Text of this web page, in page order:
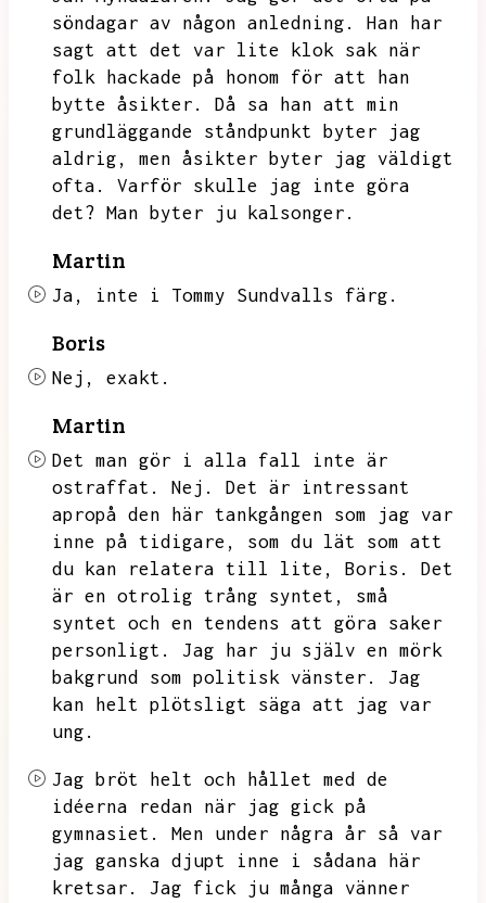
söndagar av någon anledning.
Han har
sagt att det var lite klok sak när
folk hackade på honom för att han
bytte åsikter.
Då sa han att min
grundläggande ståndpunkt byter jag
aldrig,
men åsikter byter jag väldigt
ofta.
Varför skulle jag inte göra
det? Man byter ju kalsonger.
Martin
Ja, inte i Tommy Sundvalls färg.
Boris
Nej, exakt.
Martin
Det man gör i alla fall inte är
ostraffat.
Nej.
Det är intressant
apropå den här tankgången som jag var
inne på tidigare,
som du lät som att
du kan relatera till lite,
Boris.
Det
är en otrolig trång syntet,
små
syntet och en tendens att göra saker
personligt.
Jag har ju själv en mörk
bakgrund som politisk vänster.
Jag
kan helt plötsligt säga att jag var
ung.
Jag bröt helt och hållet med de
idéerna redan när jag gick på
gymnasiet.
Men under några år så var
jag ganska djupt inne i sådana här
kretsar.
Jag fick ju många vänner